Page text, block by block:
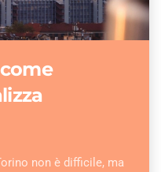
non è difficile, ma